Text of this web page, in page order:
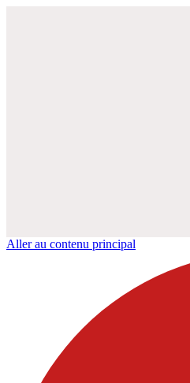
Aller au contenu principal